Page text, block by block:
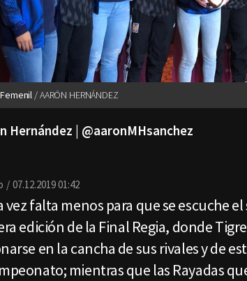
AARÓN HERNÁNDEZ
Hernández | @aaronMHsanchez
07.12.2019 01:42
vez falta menos para que se escuche
edición de la Final Regia, donde
en la cancha de sus rivales y de
mientras que las Rayadas